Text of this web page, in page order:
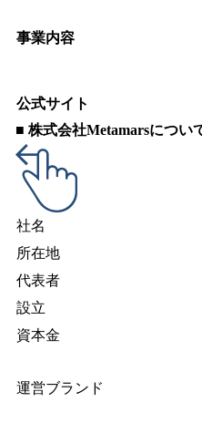
事業内容
公式サイト
■ 株式会社Metamarsについ
社名
所在地
代表者
設立
資本金
運営ブランド